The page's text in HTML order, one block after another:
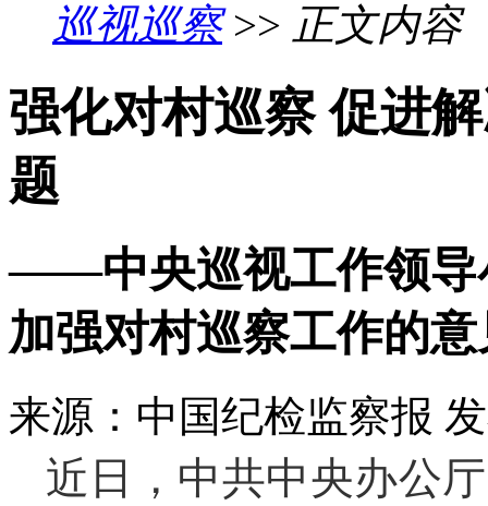
巡视巡察>> 正文内容
强化对村巡察 促进
题
——中央巡视工作领导
加强对村巡察工作的
来源：中国纪检监察报
近日，中共中央办公